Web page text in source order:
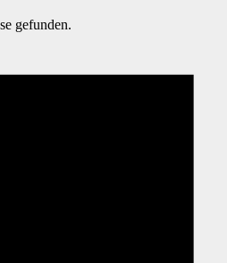
gefunden.